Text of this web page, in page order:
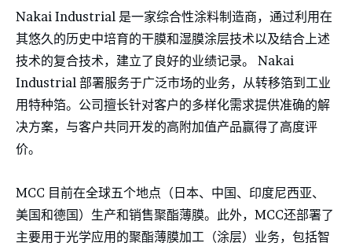
Nakai Industrial 是一家综合性涂料制造商，通过利用在
其悠久的历史中培育的干膜和湿膜涂层技术以及结合上述
技术的复合技术，建立了良好的业绩记录。 Nakai
Industrial 部署服务于广泛市场的业务，从转移箔到工业
用特种箔。公司擅长针对客户的多样化需求提供准确的解
决方案，与客户共同开发的高附加值产品赢得了高度评
价。
MCC 目前在全球五个地点（日本、中国、印度尼西亚、
美国和德国）生产和销售聚酯薄膜。此外，MCC还部署了
主要用于光学应用的聚酯薄膜加工（涂层）业务，包括智